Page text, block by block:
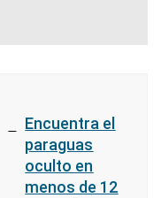
Encuentra el
paraguas
oculto en
menos de 12